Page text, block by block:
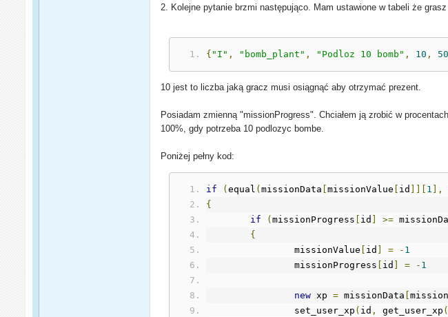
2. Kolejne pytanie brzmi następująco. Mam ustawione w tabeli że
{ "I" , "bomb_plant" , "Podloz 10 bomb" , 10 ,
10 jest to liczba jaką gracz musi osiągnąć aby otrzymać prezent.
Posiadam zmienną "missionProgress". Chciałem ją zrobić w
100%, gdy potrzeba 10 podlozyc bombe.
Poniżej pełny kod:
if (equal (missionData [missionValue [ id ]][ 1 ],
{
if
(missionProgress [ id ] >=
{
		missionValue
[ id ] = - 1
		missionProgress
[ id ] = - 1
new xp = missionData [
		set_user_xp
( id , get_user_xp (